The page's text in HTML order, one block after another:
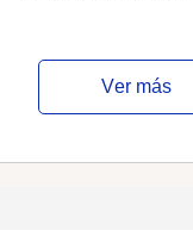
ver más